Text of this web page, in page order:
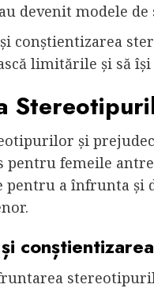
devenit modele
conștientizarea
limitările și să
și
pentru femeile
a înfrunta și